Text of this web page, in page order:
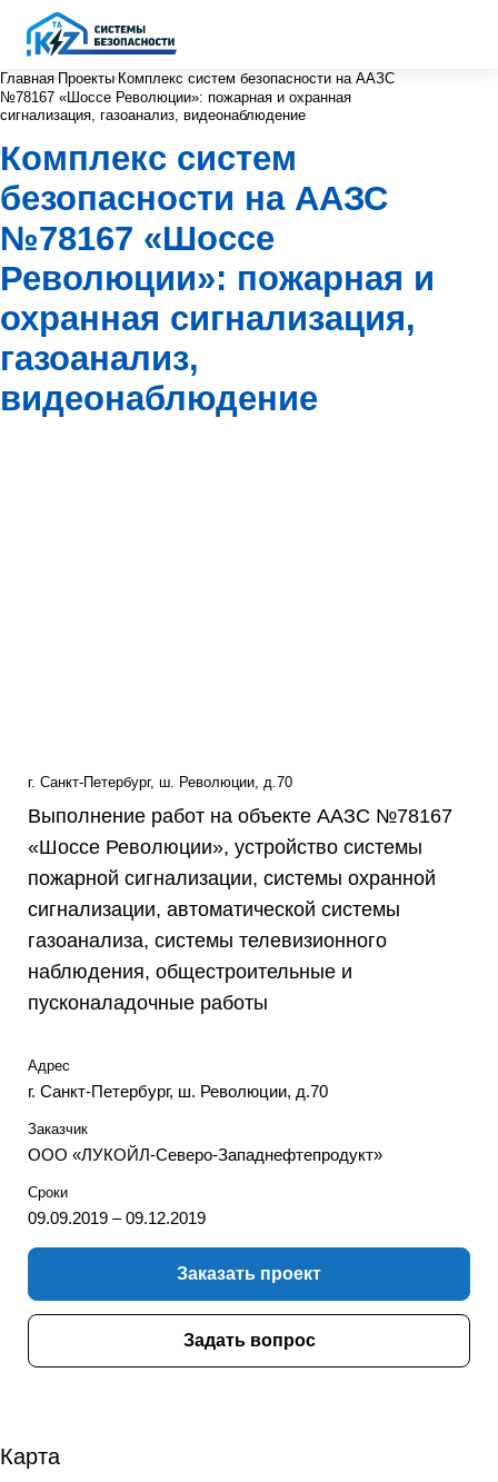
Главная Проекты Комплекс систем безопасности на ААЗС
№78167 «Шоссе Революции»: пожарная и охранная
сигнализация, газоанализ, видеонаблюдение
Комплекс систем
безопасности на ААЗС
№78167 «Шоссе
Революции»: пожарная и
охранная сигнализация,
газоанализ,
видеонаблюдение
г. Санкт-Петербург, ш. Революции, д.70
Выполнение работ на объекте ААЗС №78167
«Шоссе Революции», устройство системы
пожарной сигнализации, системы охранной
сигнализации, автоматической системы
газоанализа, системы телевизионного
наблюдения, общестроительные и
пусконаладочные работы
Адрес
г. Санкт-Петербург, ш. Революции, д.70
Заказчик
ООО «ЛУКОЙЛ-Северо-Западнефтепродукт»
Сроки
09.09.2019 – 09.12.2019
Заказать проект
Задать вопрос
Карта